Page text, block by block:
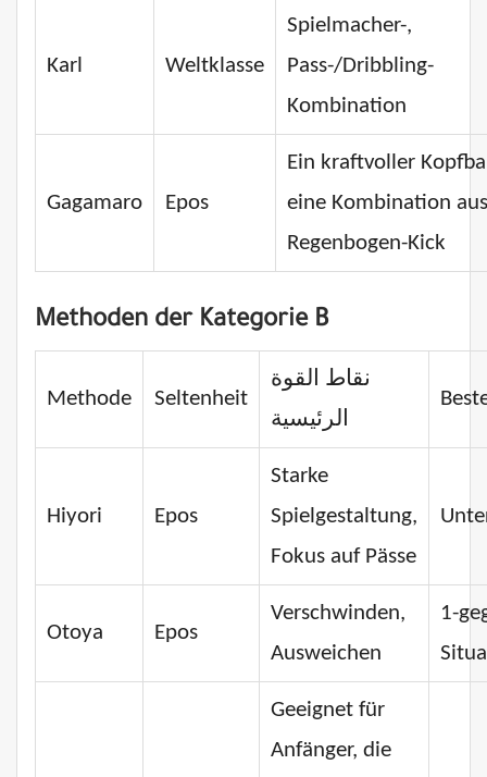
Karl Weltklasse
Spielmacher-,
Pass-/Dribbling-
Kombination
Gagamaro Epos
Ein kraftvoller
eine Kombination aus
Regenbogen-Kick
Methoden der Kategorie B
Methode Seltenheit
نقاط القوة
الرئيسية
Hiyori Epos
Starke
Spielgestaltung,
Fokus auf Pässe
Otoya Epos
Verschwinden,
Ausweichen
1-
Geeignet für
Anfänger, die